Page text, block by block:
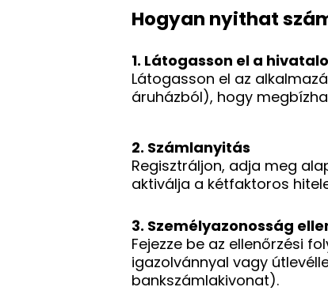
Hogyan nyithat
1. Látogasson el a
Látogasson el az
áruházból), hogy
2. Számlanyitás
Regisztráljon, adja meg
aktiválja a kétfaktoros
3. Személyazonosság
Fejezze be az ellenőrzési
igazolvánnyal vagy
bankszámlakivonat).